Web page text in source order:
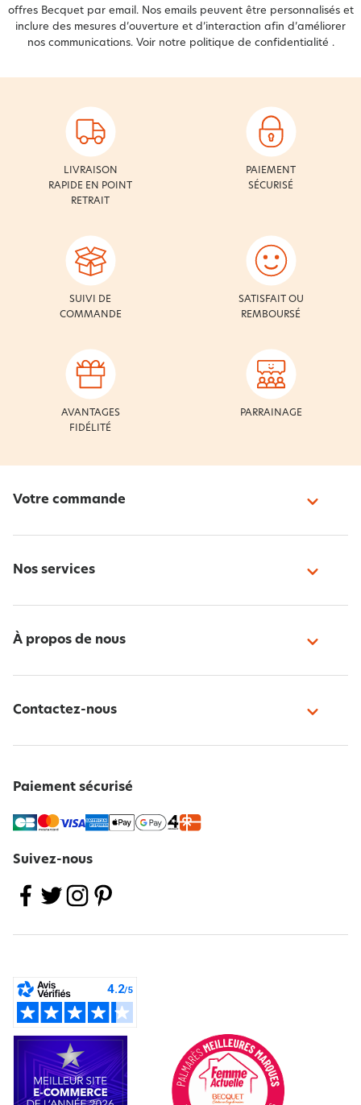
offres Becquet par email. Nos emails peuvent être personnalisés et
inclure des mesures d’ouverture et d’interaction afin d’améliorer
nos communications. Voir notre politique de confidentialité .
LIVRAISON
RAPIDE EN POINT
RETRAIT
PAIEMENT
SÉCURISÉ
SUIVI DE
COMMANDE
SATISFAIT OU
REMBOURSÉ
AVANTAGES
FIDÉLITÉ
PARRAINAGE
Votre commande
Nos services
À propos de nous
Contactez-nous
Paiement sécurisé
Suivez-nous